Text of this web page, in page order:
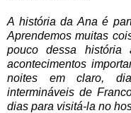
A história da Ana é
Aprendemos muitas
pouco dessa
acontecimentos
noites em claro,
intermináveis de
dias para visitá-la no